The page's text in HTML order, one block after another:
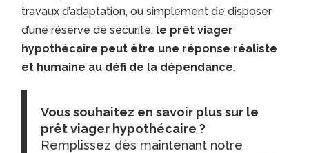
travaux d’adaptation, ou simplement de disposer
d’une réserve de sécurité, le prêt viager
hypothécaire peut être une réponse réaliste
et humaine au défi de la dépendance.
Vous souhaitez en savoir plus sur le
prêt viager hypothécaire ?
Remplissez dès maintenant notre